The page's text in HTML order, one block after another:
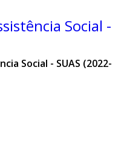
Social -
Social - SUAS (2022-